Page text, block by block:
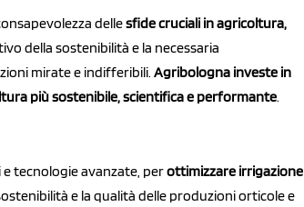
dellesfide cruciali in agricoltura,
della sostenibilità e la necessaria
mirate e indifferibili. Agribologna investe in
più sostenibile, scientifica e performante.
tecnologie avanzate, perottimizzare irrigazione
e la qualità delle produzioni orticole e